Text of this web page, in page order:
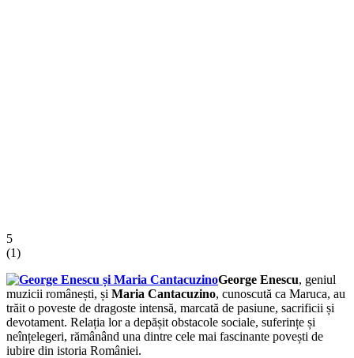
5
(1)
George Enescu, geniul
muzicii românești, și Maria Cantacuzino, cunoscută ca Maruca, au
trăit o poveste de dragoste intensă, marcată de pasiune, sacrificii și
devotament. Relația lor a depășit obstacole sociale, suferințe și
neînțelegeri, rămânând una dintre cele mai fascinante povești de
iubire din istoria României.